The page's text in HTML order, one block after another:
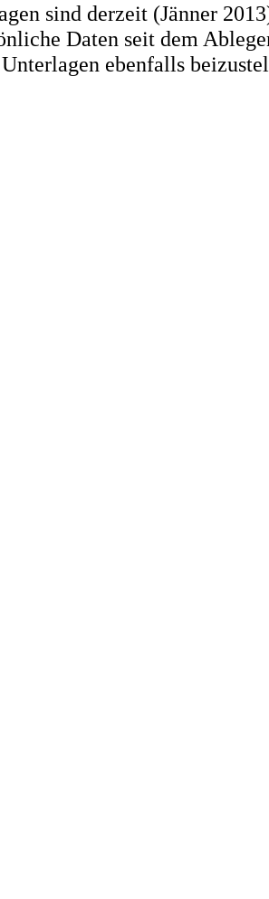
sind derzeit (Jänner
Daten seit dem
ebenfalls